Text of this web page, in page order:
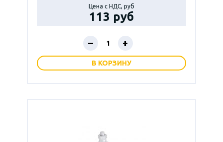
Цена с НДС, руб
113 руб
– +
В КОРЗИНУ